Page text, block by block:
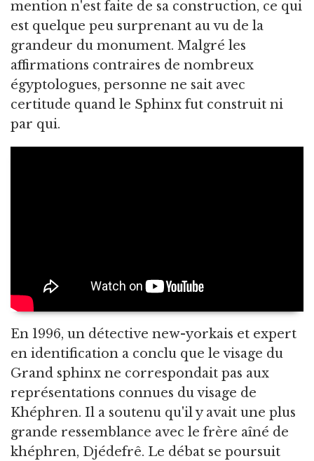
mention n'est faite de sa construction, ce qui
est quelque peu surprenant au vu de la
grandeur du monument. Malgré les
affirmations contraires de nombreux
égyptologues, personne ne sait avec
certitude quand le Sphinx fut construit ni
par qui.
En 1996, un détective new-yorkais et expert
en identification a conclu que le visage du
Grand sphinx ne correspondait pas aux
représentations connues du visage de
Khéphren. Il a soutenu qu'il y avait une plus
grande ressemblance avec le frère aîné de
khéphren, Djédefrê. Le débat se poursuit